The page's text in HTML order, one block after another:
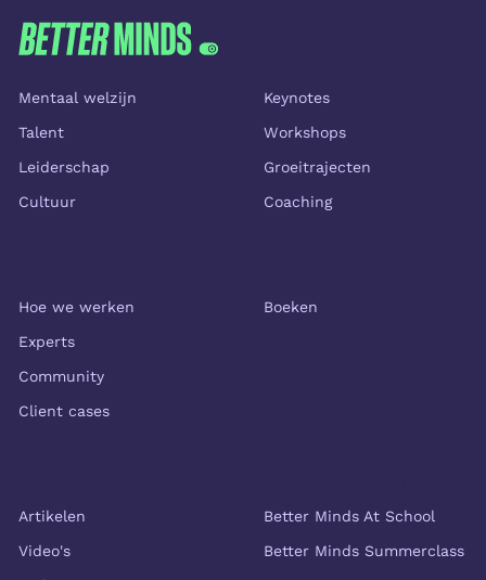
Mentaal welzijn
Talent
Leiderschap
Cultuur
Keynotes
Workshops
Groeitrajecten
Coaching
Hoe we werken
Experts
Community
Client cases
Boeken
Artikelen
Video's
Better Minds At School
Better Minds Summerclass